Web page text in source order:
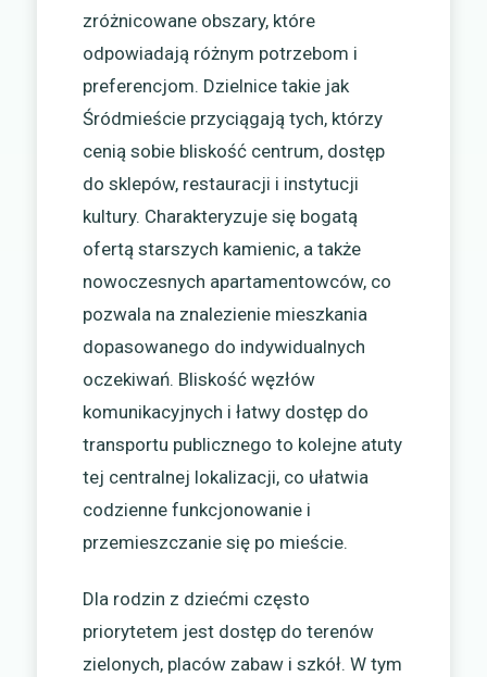
zróżnicowane obszary, które
odpowiadają różnym potrzebom i
preferencjom. Dzielnice takie jak
Śródmieście przyciągają tych, którzy
cenią sobie bliskość centrum, dostęp
do sklepów, restauracji i instytucji
kultury. Charakteryzuje się bogatą
ofertą starszych kamienic, a także
nowoczesnych apartamentowców, co
pozwala na znalezienie mieszkania
dopasowanego do indywidualnych
oczekiwań. Bliskość węzłów
komunikacyjnych i łatwy dostęp do
transportu publicznego to kolejne atuty
tej centralnej lokalizacji, co ułatwia
codzienne funkcjonowanie i
przemieszczanie się po mieście.
Dla rodzin z dziećmi często
priorytetem jest dostęp do terenów
zielonych, placów zabaw i szkół. W tym